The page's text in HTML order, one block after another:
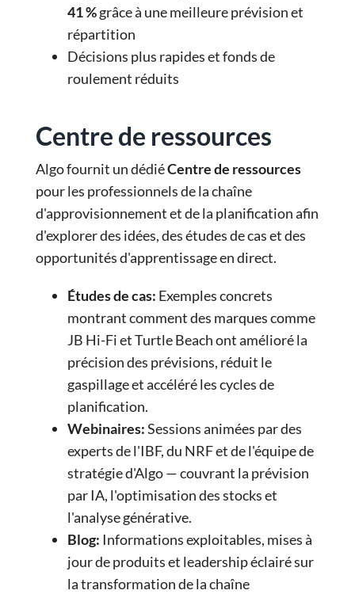
41 %grâce à une meilleure prévision et
répartition
Décisions plus rapides et fonds de
roulement réduits
Centre de ressources
Algo fournit un dédiéCentre de ressources
pour les professionnels de la chaîne
d'approvisionnement et de la planification afin
d'explorer des idées, des études de cas et des
opportunités d'apprentissage en direct.
Études de cas: Exemples concrets
montrant comment des marques comme
JB Hi-Fi et Turtle Beach ont amélioré la
précision des prévisions, réduit le
gaspillage et accéléré les cycles de
planification.
Webinaires:Sessions animées par des
experts de l'IBF, du NRF et de l'équipe de
stratégie d'Algo — couvrant la prévision
par IA, l'optimisation des stocks et
l'analyse générative.
Blog: Informations exploitables, mises à
jour de produits et leadership éclairé sur
la transformation de la chaîne